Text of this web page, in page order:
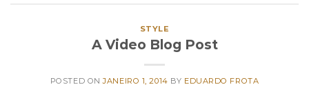
STYLE
A Video Blog Post
POSTED ONJANEIRO 1, 2014 BY EDUARDO FROTA